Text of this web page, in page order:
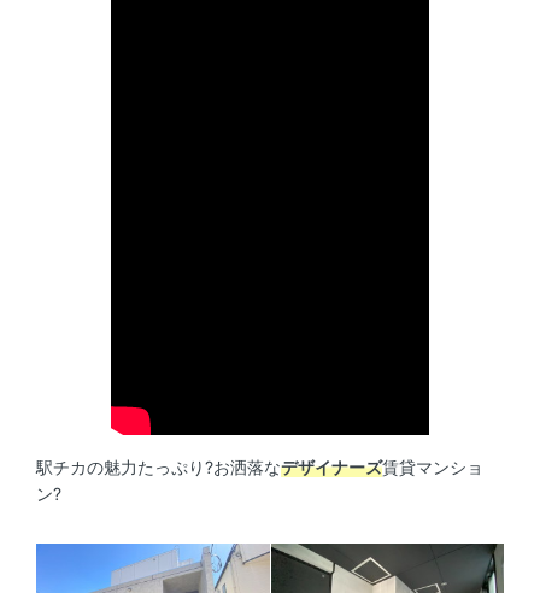
駅チカの魅力たっぷり?お洒落なデザイナーズ賃貸マンショ
ン?